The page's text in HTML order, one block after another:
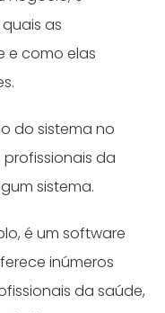
as
e como elas
do sistema no
da
sistema.
é um software
inúmeros
da saúde,